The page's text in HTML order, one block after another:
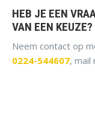
HEB JE EEN
VAN EEN KEUZE?
Neem contact op
0224-544607, mail